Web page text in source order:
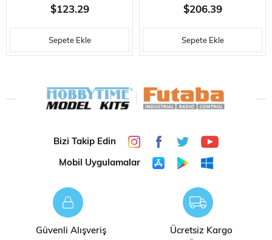
DURUMU
ÖLÇEK, ALTAIR, AHŞAP TEKNE
KITI
$123.29
Sepete Ekle
BEŞIKTAŞ MOTORU, 77 CM.
AHŞAP MODEL KITI
$206.39
Sepete Ekle
Bizi Takip Edin
Mobil Uygulamalar
Güvenli Alışveriş Ücretsiz Kargo